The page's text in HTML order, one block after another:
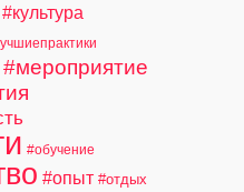
#культура
#мероприятие
#обучение
#опыт #отдых